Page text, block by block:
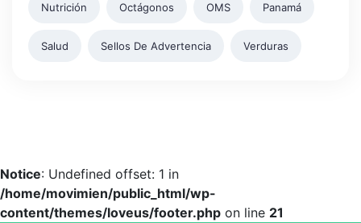
Nutrición Octágonos OMS Panamá
Salud Sellos De Advertencia Verduras
Notice: Undefined offset: 1 in
/home/movimien/public_html/wp-
content/themes/loveus/footer.php on line 21